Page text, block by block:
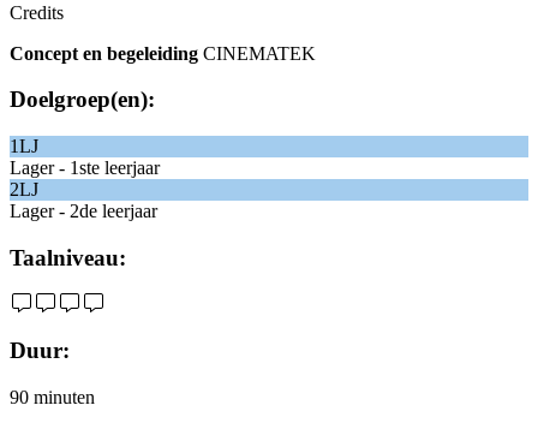
Credits
Concept en begeleiding CINEMATEK
Doelgroep(en):
1LJ
Lager - 1ste leerjaar
2LJ
Lager - 2de leerjaar
Taalniveau:
Duur:
90 minuten